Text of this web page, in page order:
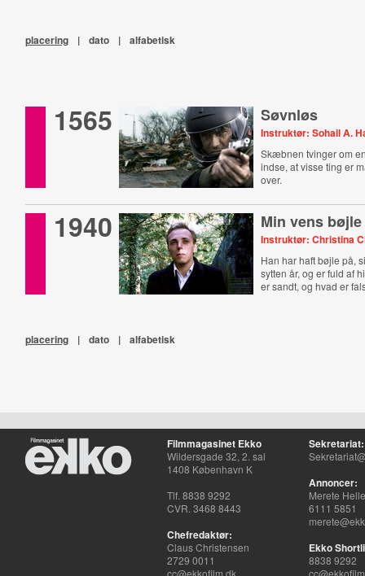
placering | dato | alfabetisk
1565 Søvnløs
Instruktør: Sohail A.
Skæbnen tvinger om
indse, at visse ting er
over.
1940 Min vens bøjle
Instruktør: Christina
Han har haft bøjle på,
sytten år, og er fuld af
er sandt, og hvad er
placering | dato | alfabetisk
Filmmagasinet Ekko
Wildersgade 32, 2. sal
1408 København K
Tlf. 8838 9292
CVR. 3468 8443
Chefredaktør:
Claus Christensen
2729 0011
cc@ekkofilm.dk
Sekretariat:
Annoncer:
Merete
6111 5851
Ekko
8838 9292